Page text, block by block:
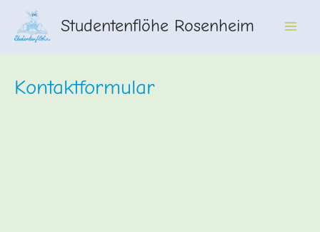
Inhalt
springen
Studentenflöhe Rosenheim
Kontaktformular